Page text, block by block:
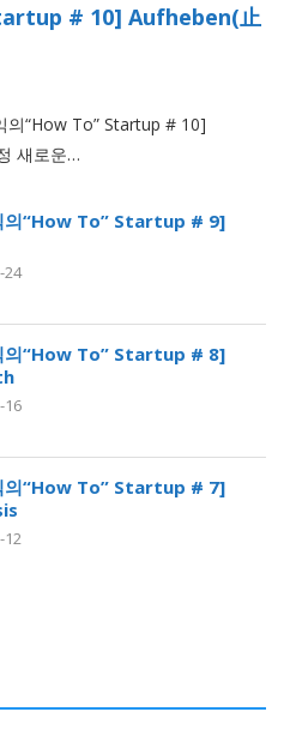
# 10] Aufheben(止
“How To” Startup # 10]
새로운…
의“How To” Startup # 9]
24
의“How To” Startup # 8]
16
의“How To” Startup # 7]
12